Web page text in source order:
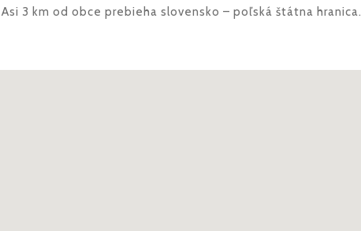
3 km od obce prebieha slovensko – poľská štátna hranica.